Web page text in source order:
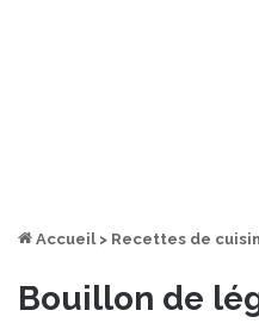
Accueil > Recettes de
Bouillon de